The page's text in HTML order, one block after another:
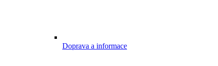
Doprava a informace